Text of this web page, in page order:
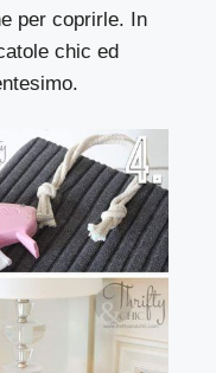
per coprirle. In
chic ed